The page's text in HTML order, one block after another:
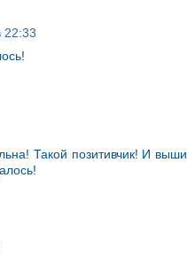
22:33
Такой позитивчик! И